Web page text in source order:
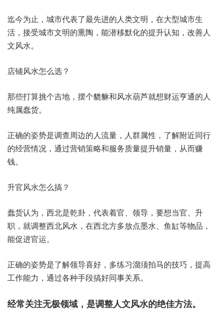
迄今为止，城市代表了最先进的人类文明，在大型城市生
活，接受城市文明的熏陶，能潜移默化的提升认知，改善人
文风水。
店铺风水怎么选？
那些打算挑个吉地，摆个貔貅和风水葫芦就想财运亨通的人
纯属蠢货。
正确的姿势是调查周边的人流量，人群属性，了解附近同行
的经营情况，通过营销策略和服务质量提升销量，从而赚
钱。
升官风水怎么搞？
蠢货认为，西北是乾卦，代表着官、领导，要想当官、升
职，就调整西北风水，在西北方多放点墨水、鱼缸等物品，
能促进官运。
正确的姿势是了解领导喜好，多练习溜须拍马的技巧，提高
工作能力，通过各种手段搞好同事关系。
经常关注无极领域，是调整人文风水的绝佳方法。